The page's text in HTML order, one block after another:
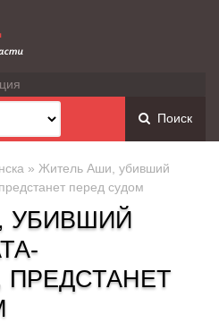
Поиск
» Житель Аши, убивший
перед судом
УБИВШИЙ
ПРЕДСТАНЕТ